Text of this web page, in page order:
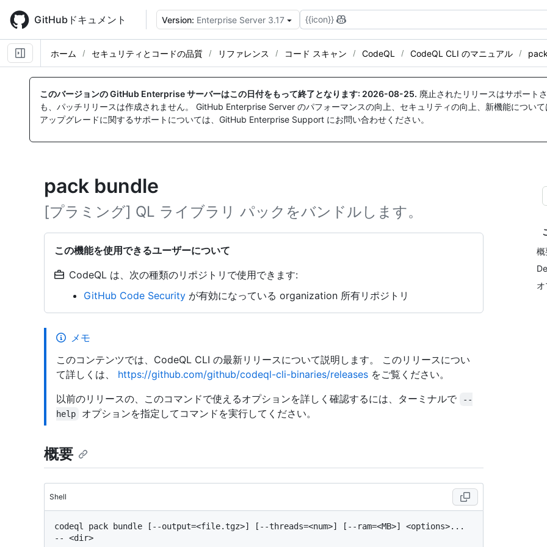
main
content
GitHubドキュメント Version: Enterprise Server 3.17 {{icon}}
ホーム セキュリティとコードの品質 リファレンス コード スキャン CodeQL CodeQL CLI のマニュアル
このバージョンの GitHub Enterprise サーバーはこの日付をもって終了となります: 2026-08-25. 廃止されたリリースはサポート
も、パッチリリースは作成されません。 GitHub Enterprise Server のパフォーマンスの向上、セキュリティの向上、新機能につい
アップグレードに関するサポートについては、GitHub Enterprise Support にお問い合わせください。
pack bundle
[プラミング] QL ライブラリ パックをバンドルします。
この機能を使用できるユーザーについて
CodeQL は、次の種類のリポジトリで使用できます:
GitHub Code Security が有効になっている organization 所有リポジトリ
概
メモ
このコンテンツでは、CodeQL CLI の最新リリースについて説明します。 このリリースについ
て詳しくは、 https://github.com/github/codeql-cli-binaries/releases をご覧ください。
以前のリリースの、このコマンドで使えるオプションを詳しく確認するには、ターミナルで
--
help
オプションを指定してコマンドを実行してください。
概要
Shell
codeql pack bundle [--output=<file.tgz>] [--threads=<num>] [--ram=<MB>] <options>...